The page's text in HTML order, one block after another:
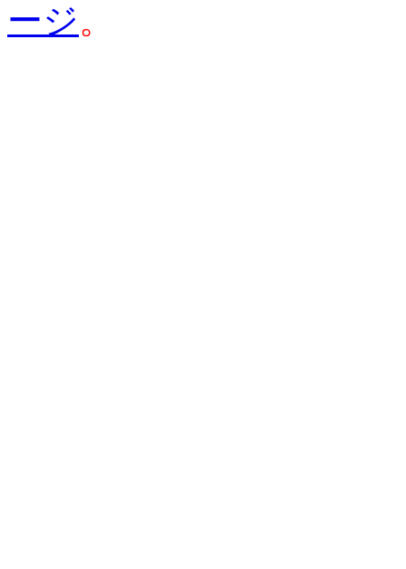
ージ。